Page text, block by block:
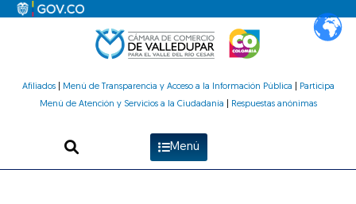
Afiliados| Menú de Transparencia y Acceso a la Información Pública
Participa
Menú de Atención y Servicios a la Ciudadanía
Respuestas anónimas
Menú